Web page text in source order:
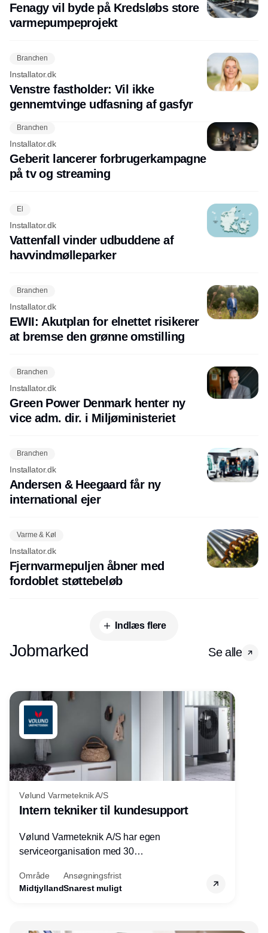
Fenagy vil byde på Kredsløbs store
varmepumpeprojekt
Branchen
Installator.dk
Venstre fastholder: Vil ikke
gennemtvinge udfasning af gasfyr
Branchen
Installator.dk
Geberit lancerer forbrugerkampagne
på tv og streaming
El
Installator.dk
Vattenfall vinder udbuddene af
havvindmølleparker
Branchen
Installator.dk
EWII: Akutplan for elnettet risikerer
at bremse den grønne omstilling
Branchen
Installator.dk
Green Power Denmark henter ny
vice adm. dir. i Miljøministeriet
Branchen
Installator.dk
Andersen & Heegaard får ny
international ejer
Varme & Køl
Installator.dk
Fjernvarmepuljen åbner med
fordoblet støttebeløb
Indlæs flere
Jobmarked Se alle
Vølund Varmeteknik A/S
Intern tekniker til kundesupport
Vølund Varmeteknik A/S har egen
serviceorganisation med 30
søger nu endnu en teknisk kollega - denne
gang til kundesupport på kontoret i Herning.
Område
Midtjylland
Ansøgningsfrist
Snarest muligt
Annonce